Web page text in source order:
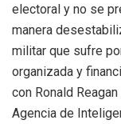
electoral y no se
manera
militar que sufre
organizada y
con Ronald
Agencia de